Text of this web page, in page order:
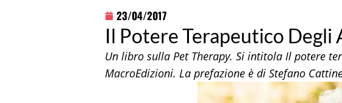
23/04/2017
Il Potere Terapeutico Degli
Un libro sulla Pet Therapy. Si intitola Il potere
MacroEdizioni. La prefazione è di Stefano